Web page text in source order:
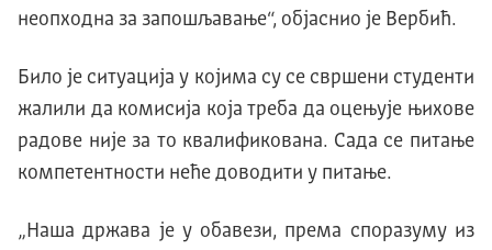
неопходна за запошљавање“, објаснио је Вербић.
Било је ситуација у којима су се свршени студенти
жалили да комисија која треба да оцењује њихове
радове није за то квалификована. Сада се питање
компетентности неће доводити у питање.
„Наша држава је у обавези, према споразуму из